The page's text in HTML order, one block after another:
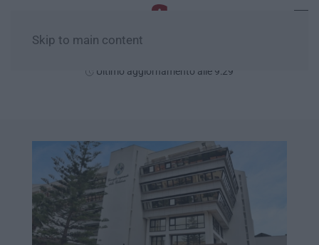
Skip to main content
Ultimo aggiornamento alle 9:29